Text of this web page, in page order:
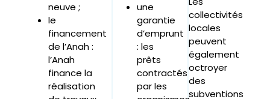
neuve ;
le
financement
de l’Anah :
l’Anah
finance la
réalisation
une
garantie
d’emprunt
: les
prêts
contractés
par les
collectivités
locales
peuvent
également
octroyer
des
subventions